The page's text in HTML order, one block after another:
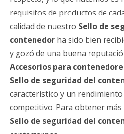
requisitos de productos de
calidad de nuestro Sello de
contenedor ha sido bien
y gozó de una buena
Accesorios para
Sello de seguridad del
característico y un
competitivo. Para obtener
Sello de seguridad del